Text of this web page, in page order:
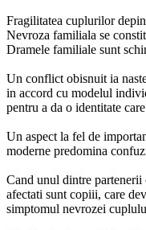
Fragilitatea cuplurilor
Nevroza familiala se
Dramele familiale sunt
Un conflict obisnuit ia
in accord cu modelul
pentru a da o identitate
Un aspect la fel de
moderne predomina
Cand unul dintre partenerii
afectati sunt copiii, care
simptomul nevrozei